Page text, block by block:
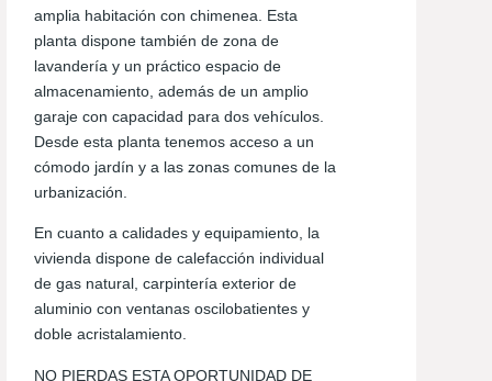
amplia habitación con chimenea. Esta
planta dispone también de zona de
lavandería y un práctico espacio de
almacenamiento, además de un amplio
garaje con capacidad para dos vehículos.
Desde esta planta tenemos acceso a un
cómodo jardín y a las zonas comunes de la
urbanización.
En cuanto a calidades y equipamiento, la
vivienda dispone de calefacción individual
de gas natural, carpintería exterior de
aluminio con ventanas oscilobatientes y
doble acristalamiento.
NO PIERDAS ESTA OPORTUNIDAD DE